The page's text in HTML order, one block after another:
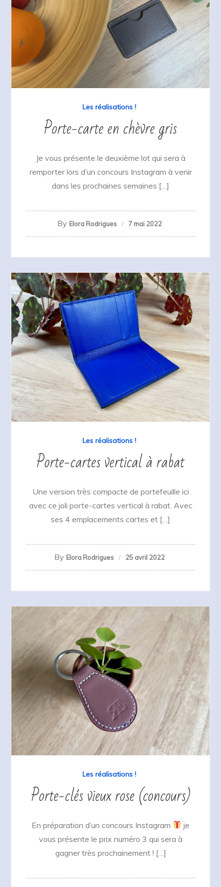
Les réalisations !
Porte-carte en chèvre gris
Je vous présente le deuxième lot qui sera à
remporter lors d’un concours Instagram à venir
dans les prochaines semaines […]
By Elora Rodrigues 7 mai 2022
Les réalisations !
Porte-cartes vertical à rabat
Une version très compacte de portefeuille ici
avec ce joli porte-cartes vertical à rabat. Avec
ses 4 emplacements cartes et […]
By Elora Rodrigues 25 avril 2022
Les réalisations !
Porte-clés vieux rose (concours)
En préparation d’un concours Instagram
je
vous présente le prix numéro 3 qui sera à
gagner très prochainement ! […]